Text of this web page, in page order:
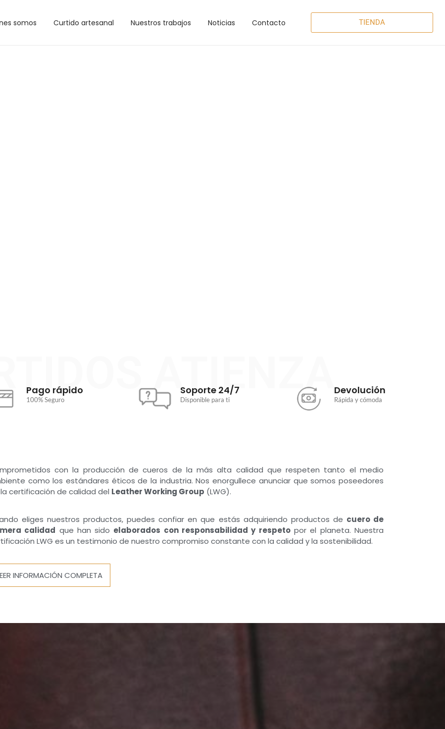
somos Curtido artesanal Nuestros trabajos Noticias Contacto TIENDA
ATIENZA
Pago rápido
100% Seguro
Soporte 24/7
Disponible para ti
Devolución
Rápida y cómoda
con la producción de cueros de la más alta calidad que respeten tanto el medio
como los estándares éticos de la industria. Nos enorgullece anunciar que somos poseedores
certificación de calidad del Leather Working Group (LWG).
eliges nuestros productos, puedes confiar en que estás adquiriendo productos de cuero de
calidad que han sido elaborados con responsabilidad y respetopor el planeta. Nuestra
LWG es un testimonio de nuestro compromiso constante con la calidad y la sostenibilidad.
INFORMACIÓN COMPLETA